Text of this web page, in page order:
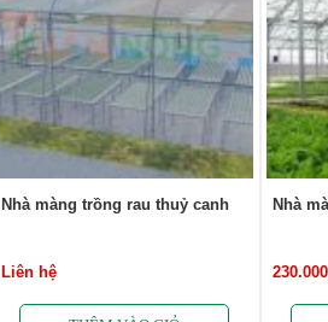
Nhà màng trồng rau thuỷ canh
Liên hệ
Nhà